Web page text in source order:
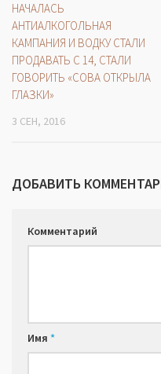
НАЧАЛАСЬ
АНТИАЛКОГОЛЬНАЯ
КАМПАНИЯ И ВОДКУ СТАЛИ
ПРОДАВАТЬ С 14, СТАЛИ
ГОВОРИТЬ «СОВА ОТКРЫЛА
ГЛАЗКИ»
3 СЕН, 2016
ДОБАВИТЬ
Комментарий
Имя *